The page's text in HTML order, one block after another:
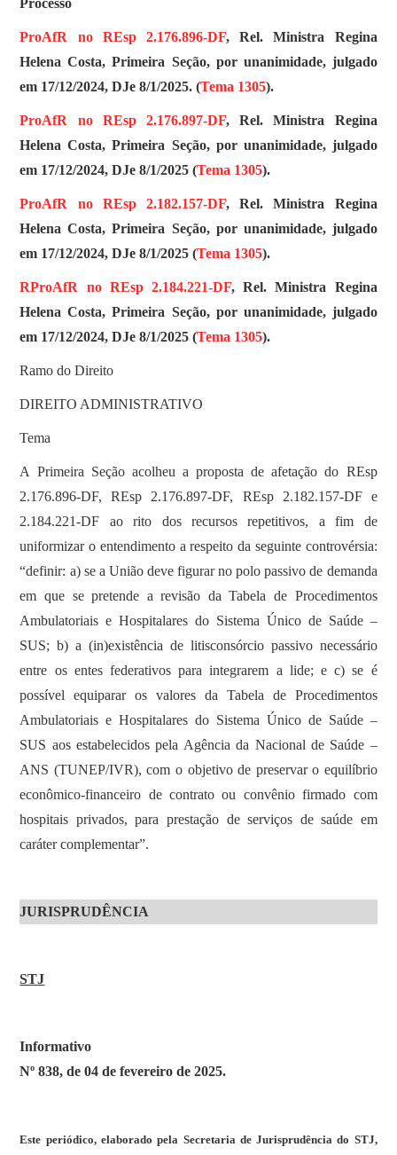
Processo
ProAfR no REsp 2.176.896-DF, Rel. Ministra Regina
Helena Costa, Primeira Seção, por unanimidade, julgado
em 17/12/2024, DJe 8/1/2025. (Tema 1305).
ProAfR no REsp 2.176.897-DF, Rel. Ministra Regina
Helena Costa, Primeira Seção, por unanimidade, julgado
em 17/12/2024, DJe 8/1/2025 (Tema 1305).
ProAfR no REsp 2.182.157-DF, Rel. Ministra Regina
Helena Costa, Primeira Seção, por unanimidade, julgado
em 17/12/2024, DJe 8/1/2025 (Tema 1305).
RProAfR no REsp 2.184.221-DF, Rel. Ministra Regina
Helena Costa, Primeira Seção, por unanimidade, julgado
em 17/12/2024, DJe 8/1/2025 (Tema 1305).
Ramo do Direito
DIREITO ADMINISTRATIVO
Tema
A Primeira Seção acolheu a proposta de afetação do REsp
2.176.896-DF, REsp 2.176.897-DF, REsp 2.182.157-DF e
2.184.221-DF ao rito dos recursos repetitivos, a fim de
uniformizar o entendimento a respeito da seguinte controvérsia:
“definir: a) se a União deve figurar no polo passivo de demanda
em que se pretende a revisão da Tabela de Procedimentos
Ambulatoriais e Hospitalares do Sistema Único de Saúde –
SUS; b) a (in)existência de litisconsórcio passivo necessário
entre os entes federativos para integrarem a lide; e c) se é
possível equiparar os valores da Tabela de Procedimentos
Ambulatoriais e Hospitalares do Sistema Único de Saúde –
SUS aos estabelecidos pela Agência da Nacional de Saúde –
ANS (TUNEP/IVR), com o objetivo de preservar o equilíbrio
econômico-financeiro de contrato ou convênio firmado com
hospitais privados, para prestação de serviços de saúde em
caráter complementar”.
JURISPRUDÊNCIA
STJ
Informativo
Nº 838, de 04 de fevereiro de 2025.
Este periódico, elaborado pela Secretaria de Jurisprudência do STJ,